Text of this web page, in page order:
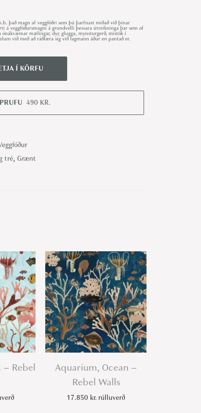
það magn af veggfóðri sem þú þarfnast miðað við þínar
á veggfóðursmagni á grundvelli þessara útreikninga þar sem of
mælingar, dyr, glugga, mynsturgerð, mistök í
við með að ráðfæra sig við fagmann áður en pantað er.
Í KÖRFU
490 KR.
tré, Grænt
Rebel
Aquarium, Ocean –
Rebel Walls
17.850 kr. rúlluverð